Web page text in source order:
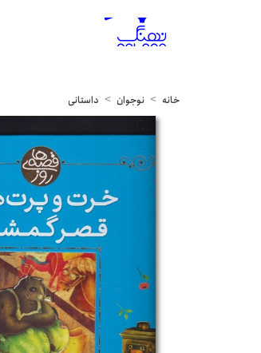
خانه نوجوان داستانی